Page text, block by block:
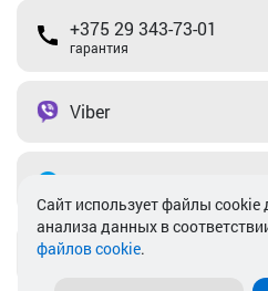
+375 29 343-73-01
гарантия
Viber
info@akkamulik.by
Cайт использует файлы cookie
анализа данных в
файлов cookie.